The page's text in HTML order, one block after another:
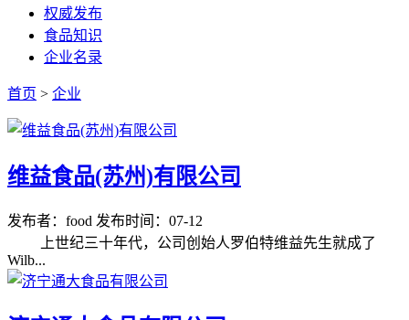
权威发布
食品知识
企业名录
首页 > 企业
维益食品(苏州)有限公司
发布者：food 发布时间：07-12
上世纪三十年代，公司创始人罗伯特维益先生就成了
Wilb...